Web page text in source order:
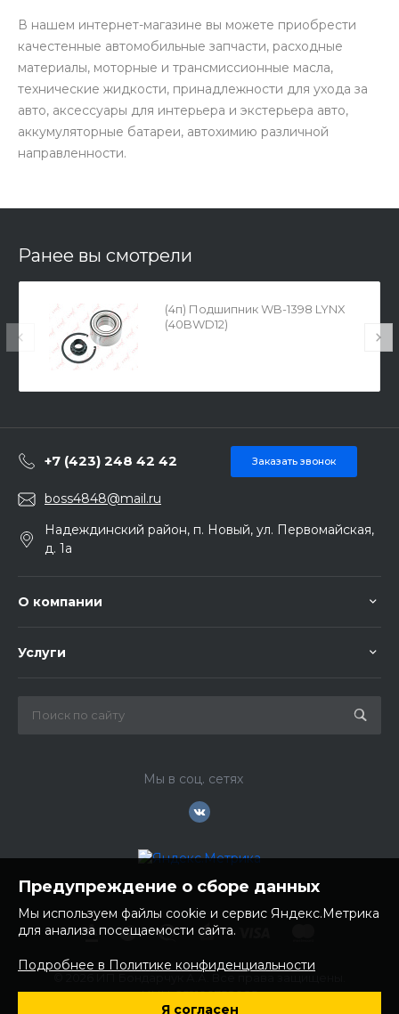
В нашем интернет-магазине вы можете приобрести
качестенные автомобильные запчасти, расходные
материалы, моторные и трансмиссионные масла,
технические жидкости, принадлежности для ухода за
авто, аксессуары для интерьера и экстерьера авто,
аккумуляторные батареи, автохимию различной
направленности.
Ранее вы смотрели
(4п) Подшипник WB-1398 LYNX
(40BWD12)
+7 (423) 248 42 42 Заказать звонок
boss4848@mail.ru
Надеждинский район, п. Новый, ул. Первомайская,
д. 1а
О компании
Услуги
Мы в соц. сетях
ИНН: 252100758085
Предупреждение о сборе данных
Мы используем файлы cookie и сервис Яндекс.Метрика
для анализа посещаемости сайта.
Подробнее в Политике конфиденциальности
Я согласен